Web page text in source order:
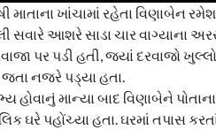
માતાના ખાંચામાં રહેતા વિણાબેન
સવારે આશરે સાડા ચાર વાગ્યાના
પર પડી હતી, જ્યાં દરવાજો
જતા નજરે પડ્યા હતા.
માન્યા બાદ વિણાબેને
ઘરે પહોંચ્યા હતા. ઘરમાં તપાસ